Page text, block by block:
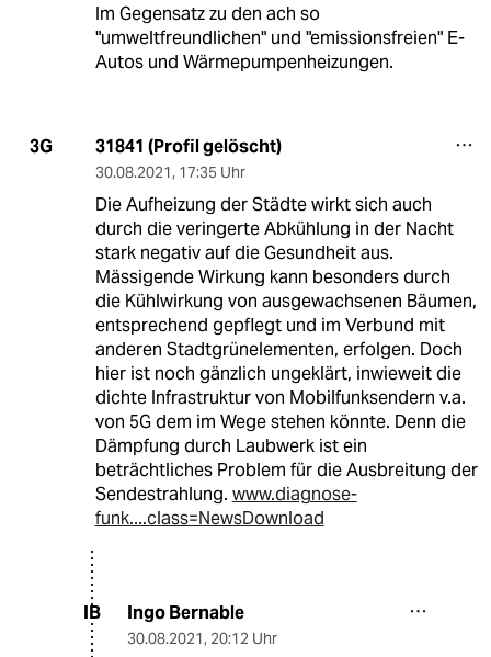
Im Gegensatz zu den ach so
"umweltfreundlichen" und "emissionsfreien" E-
Autos und Wärmepumpenheizungen.
3G 31841 (Profil gelöscht)
30.08.2021, 17:35 Uhr
Die Aufheizung der Städte wirkt sich auch
durch die veringerte Abkühlung in der Nacht
stark negativ auf die Gesundheit aus.
Mässigende Wirkung kann besonders durch
die Kühlwirkung von ausgewachsenen Bäumen,
entsprechend gepflegt und im Verbund mit
anderen Stadtgrünelementen, erfolgen. Doch
hier ist noch gänzlich ungeklärt, inwieweit die
dichte Infrastruktur von Mobilfunksendern v.a.
von 5G dem im Wege stehen könnte. Denn die
Dämpfung durch Laubwerk ist ein
beträchtliches Problem für die Ausbreitung der
Sendestrahlung. www.diagnose-
funk....class=NewsDownload
IB Ingo Bernable
30.08.2021, 20:12 Uhr